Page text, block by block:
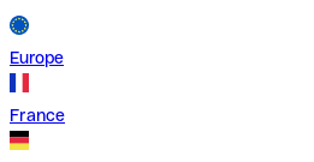
Europe
France